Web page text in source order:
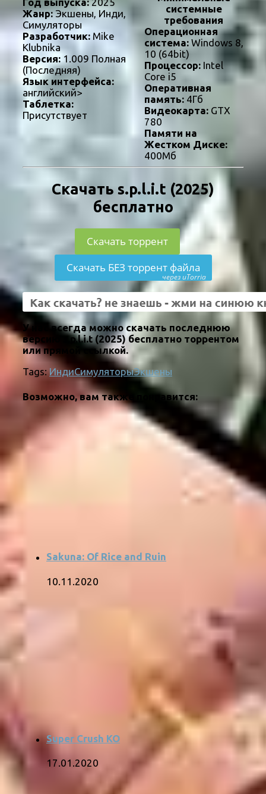
Год выпуска:2025
Жанр:Экшены, Инди,
Симуляторы
Разработчик: Mike
Klubnika
Версия: 1.009 Полная
(Последняя)
Язык интерфейса:
английский>
Таблетка:
Присутствует
системные
требования
Операционная
система:Windows 8,
10 (64bit)
Процессор:Intel
Core i5
Оперативная
память:4Гб
Видеокарта:GTX
780
Памяти на
Жестком Диске:
400Мб
Скачать s.p.l.i.t (2025)
бесплатно
Скачать торрент
Скачать БЕЗ торрент файла
через uTorria
У нас всегда можно скачать последнюю
версию s.p.l.i.t (2025) бесплатно торрентом
или прямой ссылкой.
Tags: ИндиСимуляторыЭкшены
Возможно, вам также понравится:
Sakuna: Of Rice and Ruin
10.11.2020
Super Crush KO
17.01.2020